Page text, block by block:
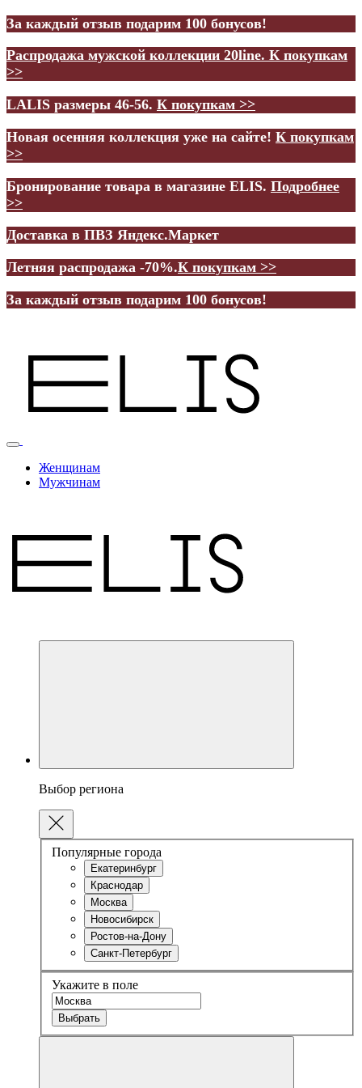
За каждый отзыв подарим 100 бонусов!
Распродажа мужской коллекции 20line. К покупкам
>>
LALIS размеры 46-56. К покупкам >>
Новая осенняя коллекция уже на сайте! К покупкам
>>
Бронирование товара в магазине ELIS. Подробнее
>>
Доставка в ПВЗ Яндекс.Маркет
Летняя распродажа -70%.К покупкам >>
За каждый отзыв подарим 100 бонусов!
Женщинам
Мужчинам
Выбор региона
Популярные города
Екатеринбург
Краснодар
Москва
Новосибирск
Ростов-на-Дону
Санкт-Петербург
Укажите в поле
Выбрать